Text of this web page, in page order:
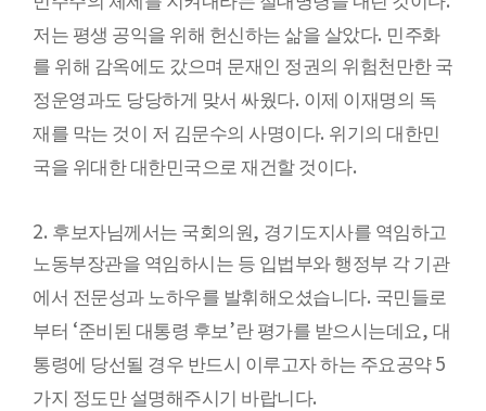
저는 평생 공익을 위해 헌신하는 삶을 살았다. 민주화
를 위해 감옥에도 갔으며 문재인 정권의 위험천만한 국
정운영과도 당당하게 맞서 싸웠다. 이제 이재명의 독
재를 막는 것이 저 김문수의 사명이다. 위기의 대한민
국을 위대한 대한민국으로 재건할 것이다.
2. 후보자님께서는 국회의원, 경기도지사를 역임하고
노동부장관을 역임하시는 등 입법부와 행정부 각 기관
에서 전문성과 노하우를 발휘해오셨습니다. 국민들로
부터 ‘준비된 대통령 후보’란 평가를 받으시는데요, 대
통령에 당선될 경우 반드시 이루고자 하는 주요공약 5
가지 정도만 설명해주시기 바랍니다.